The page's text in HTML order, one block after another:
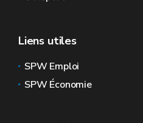
Liens utiles
SPW Emploi
SPW Économie